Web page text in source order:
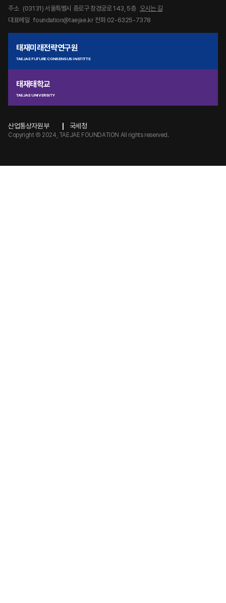
주소 (03131) 서울특별시 종로구 창경궁로 143, 5층 오시는 길
대표메일 foundation@taejae.kr 전화 02-6325-7378
태재미래전략연구원
TAEJAE FUTURE CONSENSUS INSTITTE
태재태학교
TAEJAE UNIVERSITY
산업통상자원부 국세청
Copyright Ⓒ 2024, TAEJAE FOUNDATION All rights reserved.